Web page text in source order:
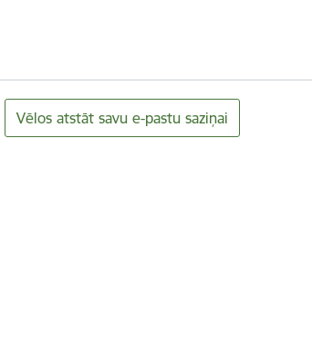
Vēlos atstāt savu e-pastu saziņai